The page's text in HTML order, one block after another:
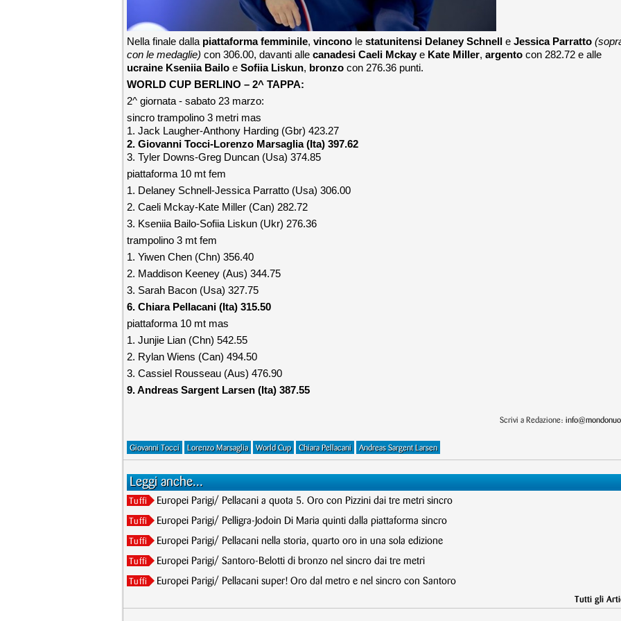
Nella finale dalla piattaforma femminile, vincono le statunitensi Delaney Schnell e Jessica Parratto
con le medaglie) con 306.00, davanti alle canadesi Caeli Mckay e Kate Miller, argento con 282.72 e alle
ucraine Kseniia Bailo e Sofiia Liskun, bronzo con 276.36 punti.
WORLD CUP BERLINO – 2^ TAPPA:
2^ giornata - sabato 23 marzo:
sincro trampolino 3 metri mas
1. Jack Laugher-Anthony Harding (Gbr) 423.27
2. Giovanni Tocci-Lorenzo Marsaglia (Ita) 397.62
3. Tyler Downs-Greg Duncan (Usa) 374.85
piattaforma 10 mt fem
1. Delaney Schnell-Jessica Parratto (Usa) 306.00
2. Caeli Mckay-Kate Miller (Can) 282.72
3. Kseniia Bailo-Sofiia Liskun (Ukr) 276.36
trampolino 3 mt fem
1. Yiwen Chen (Chn) 356.40
2. Maddison Keeney (Aus) 344.75
3. Sarah Bacon (Usa) 327.75
6. Chiara Pellacani (Ita) 315.50
piattaforma 10 mt mas
1. Junjie Lian (Chn) 542.55
2. Rylan Wiens (Can) 494.50
3. Cassiel Rousseau (Aus) 476.90
9. Andreas Sargent Larsen (Ita) 387.55
Scrivi a Redazione:
Giovanni Tocci Lorenzo Marsaglia World Cup Chiara Pellacani Andreas Sargent Larsen
Leggi anche...
Tuffi Europei Parigi/ Pellacani a quota 5. Oro con Pizzini dai tre metri sincro
Tuffi Europei Parigi/ Pelligra-Jodoin Di Maria quinti dalla piattaforma sincro
Tuffi Europei Parigi/ Pellacani nella storia, quarto oro in una sola edizione
Tuffi Europei Parigi/ Santoro-Belotti di bronzo nel sincro dai tre metri
Tuffi Europei Parigi/ Pellacani super! Oro dal metro e nel sincro con Santoro
Tutti gli